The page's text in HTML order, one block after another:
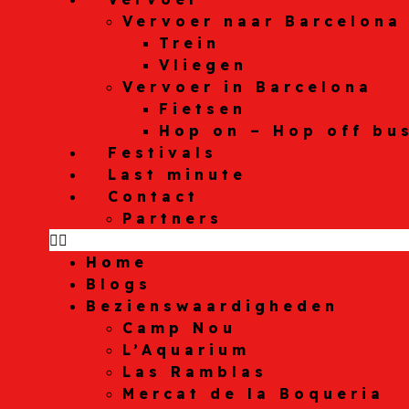
Vervoer naar Barcelona
Trein
Vliegen
Vervoer in Barcelona
Fietsen
Hop on – Hop off
Festivals
Last minute
Contact
Partners
Home
Blogs
Bezienswaardigheden
Camp Nou
L’Aquarium
Las Ramblas
Mercat de la Boqueria